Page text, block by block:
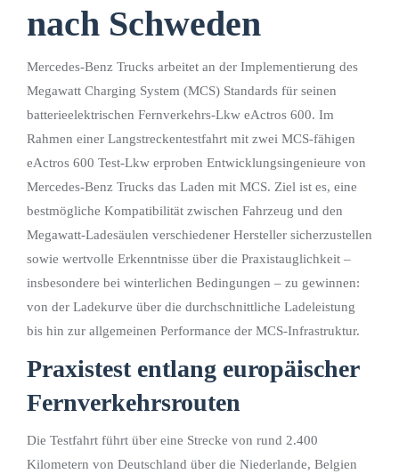
nach Schweden
Mercedes-Benz Trucks arbeitet an der Implementierung des
Megawatt Charging System (MCS) Standards für seinen
batterieelektrischen Fernverkehrs-Lkw eActros 600. Im
Rahmen einer Langstreckentestfahrt mit zwei MCS-fähigen
eActros 600 Test-Lkw erproben Entwicklungsingenieure von
Mercedes-Benz Trucks das Laden mit MCS. Ziel ist es, eine
bestmögliche Kompatibilität zwischen Fahrzeug und den
Megawatt-Ladesäulen verschiedener Hersteller sicherzustellen
sowie wertvolle Erkenntnisse über die Praxistauglichkeit –
insbesondere bei winterlichen Bedingungen – zu gewinnen:
von der Ladekurve über die durchschnittliche Ladeleistung
bis hin zur allgemeinen Performance der MCS-Infrastruktur.
Praxistest entlang europäischer
Fernverkehrsrouten
Die Testfahrt führt über eine Strecke von rund 2.400
Kilometern von Deutschland über die Niederlande, Belgien